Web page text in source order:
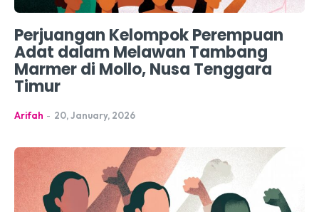
Perjuangan Kelompok Perempuan
Adat dalam Melawan Tambang
Marmer di Mollo, Nusa Tenggara
Timur
Arifah - 20, January, 2026